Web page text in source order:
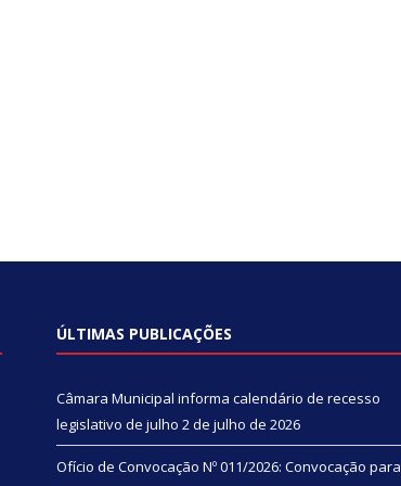
ÚLTIMAS PUBLICAÇÕES
Câmara Municipal informa calendário de recesso
legislativo de julho 2 de julho de 2026
Ofício de Convocação Nº 011/2026: Convocação para